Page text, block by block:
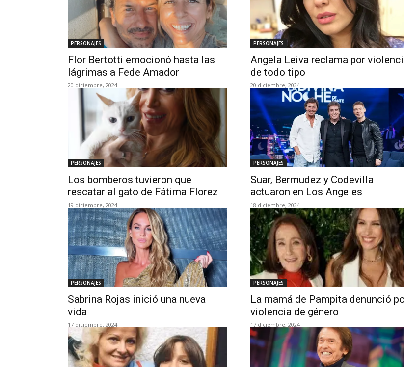
PERSONAJES
Flor Bertotti emocionó hasta las
lágrimas a Fede Amador
20 diciembre, 2024
PERSONAJES
Angela Leiva reclama por
de todo tipo
20 diciembre, 2024
PERSONAJES
Los bomberos tuvieron que
rescatar al gato de Fátima Florez
19 diciembre, 2024
PERSONAJES
Suar, Bermudez y Codevilla
actuaron en Los Angeles
18 diciembre, 2024
PERSONAJES
Sabrina Rojas inició una nueva
vida
17 diciembre, 2024
PERSONAJES
La mamá de Pampita denunció
violencia de género
17 diciembre, 2024